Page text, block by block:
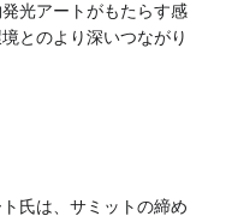
光アートがもたらす感
とのより深いつながり
氏は、サミットの締め